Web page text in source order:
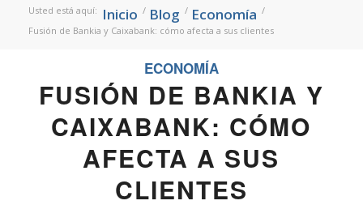
Usted está aquí: Inicio / Blog / Economía /
Fusión de Bankia y Caixabank: cómo afecta a sus clientes
ECONOMÍA
FUSIÓN DE BANKIA Y
CAIXABANK: CÓMO
AFECTA A SUS
CLIENTES